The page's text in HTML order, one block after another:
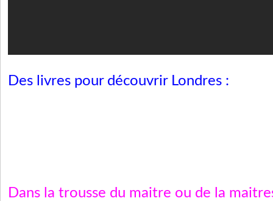
Des livres pour découvrir Londres :
Dans la trousse du maitre ou de la